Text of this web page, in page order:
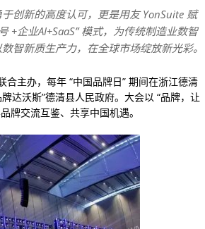
创新的高度认可，更是用友 YonSuite 赋
+企业AI+SaaS” 模式，为传统制造业数智
智新质生产力，在全球市场绽放新光彩。
主办，每年 “中国品牌日” 期间在浙江德清
达沃斯”德清县人民政府。大会以 “品牌，让
牌交流互鉴、共享中国机遇。